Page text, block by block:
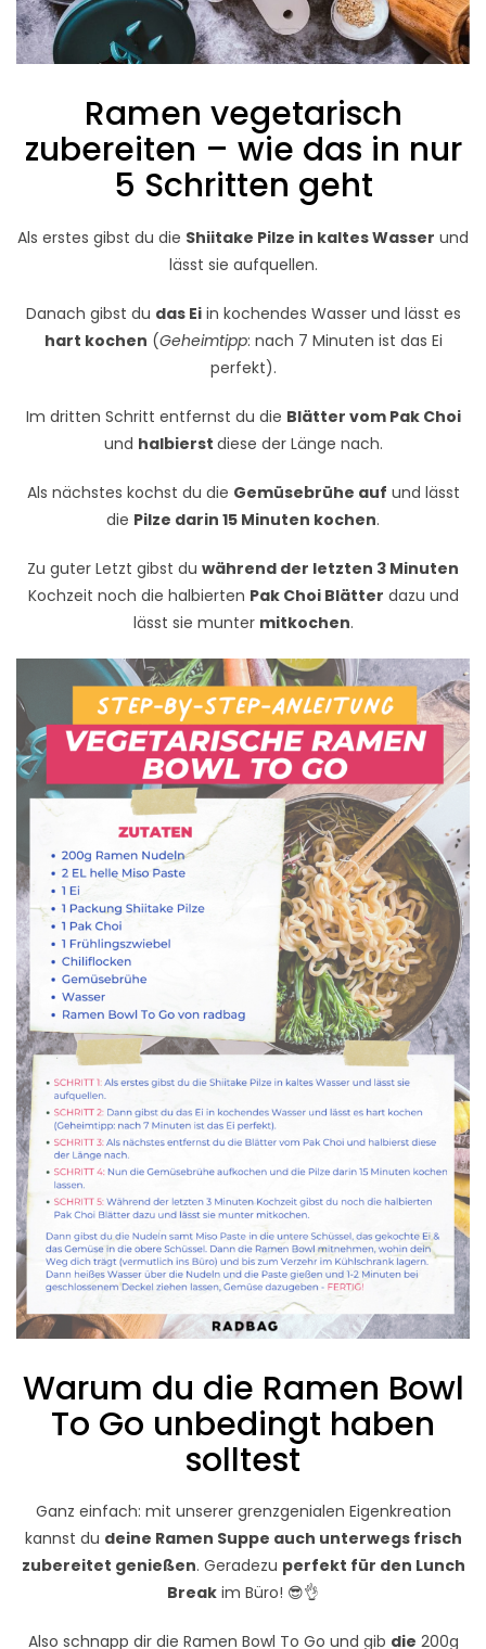
Ramen vegetarisch
zubereiten – wie das in nur
5 Schritten geht
Als erstes gibst du die Shiitake Pilze in kaltes Wasser und
lässt sie aufquellen.
Danach gibst du das Eiin kochendes Wasser und lässt es
hart kochen (Geheimtipp: nach 7 Minuten ist das Ei
perfekt).
Im dritten Schritt entfernst du die Blätter vom Pak Choi
und halbierst diese der Länge nach.
Als nächstes kochst du die Gemüsebrühe auf und lässt
die Pilze darin 15 Minuten kochen.
Zu guter Letzt gibst du während der letzten 3 Minuten
Kochzeit noch die halbierten Pak Choi Blätter dazu und
lässt sie munter mitkochen.
Warum du die Ramen Bowl
To Go unbedingt haben
solltest
Ganz einfach: mit unserer grenzgenialen Eigenkreation
kannst du deine Ramen Suppe auch unterwegs frisch
zubereitet genießen. Geradezu perfekt für den Lunch
Break im Büro! 😎👌
Also schnapp dir die Ramen Bowl To Go und gib die 200g